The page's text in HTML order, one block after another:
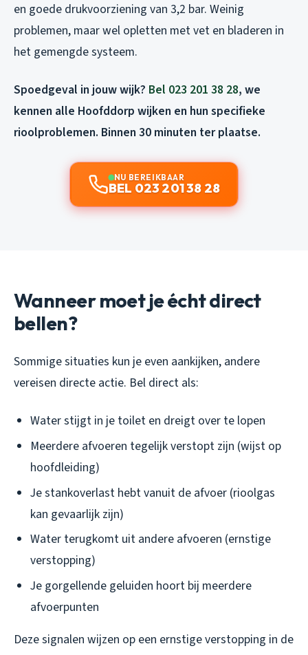
en goede drukvoorziening van 3,2 bar. Weinig
problemen, maar wel opletten met vet en bladeren in
het gemengde systeem.
Spoedgeval in jouw wijk? Bel 023 201 38 28, we
kennen alle Hoofddorp wijken en hun specifieke
rioolproblemen. Binnen 30 minuten ter plaatse.
NU BEREIKBAAR
BEL 023 201 38 28
Wanneer moet je écht direct
bellen?
Sommige situaties kun je even aankijken, andere
vereisen directe actie. Bel direct als:
Water stijgt in je toilet en dreigt over te lopen
Meerdere afvoeren tegelijk verstopt zijn (wijst op
hoofdleiding)
Je stankoverlast hebt vanuit de afvoer (rioolgas
kan gevaarlijk zijn)
Water terugkomt uit andere afvoeren (ernstige
verstopping)
Je gorgellende geluiden hoort bij meerdere
afvoerpunten
Deze signalen wijzen op een ernstige verstopping in de